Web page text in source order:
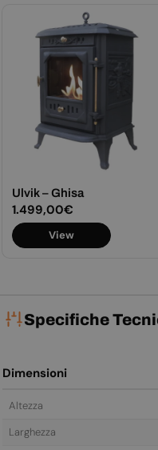
Ulvik – Ghisa
Prezzo
normale
1.499,00€
View
Specifiche
Dimensioni
Altezza
Larghezza